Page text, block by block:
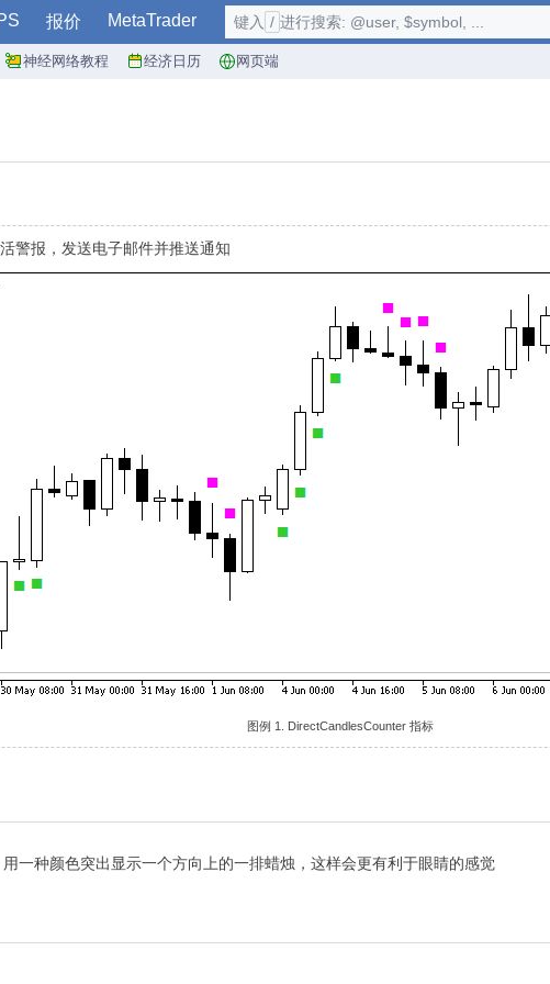
报价 MetaTrader
神经网络教程 经济日历 网页端
键入 / 进行搜索: @user, $symbol, ...
警报，发送电子邮件并推送通知
图例 1. DirectCandlesCounter 指标
一种颜色突出显示一个方向上的一排蜡烛，这样会更有利于眼睛的感觉